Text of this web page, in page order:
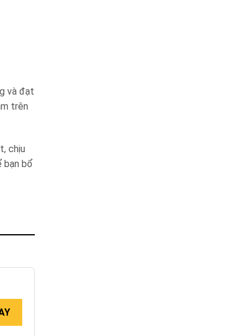
và đạt
trên
chịu
bạn bổ